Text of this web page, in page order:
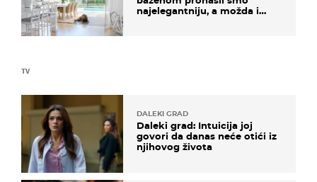
TV
DALEKI GRAD
Daleki grad: Intuicija joj
govori da danas neće otići iz
njihovog života
najelegantniju, a možda i